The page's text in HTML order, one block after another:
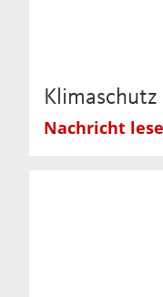
Nachricht